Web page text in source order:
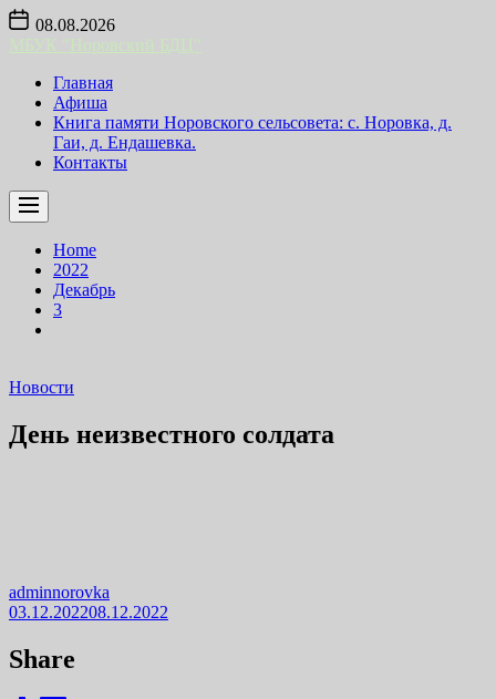
Skip
content
08.08.2026
Главная
Афиша
Книга памяти Норовского сельсовета: с. Норовка, д.
Гаи, д. Ендашевка.
Контакты
Home
2022
Декабрь
3
Новости
День неизвестного солдата
adminnorovka
03.12.202208.12.2022
Share